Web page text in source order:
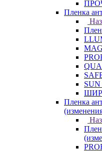
Пленка
Пленка